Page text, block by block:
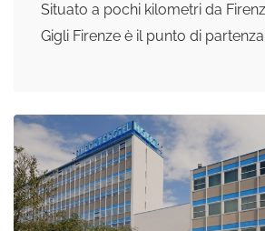
Situato a pochi kilometri da
Gigli Firenze è il punto di partenza